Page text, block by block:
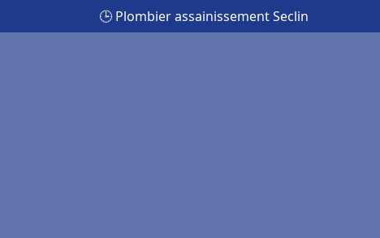
🕒 Plombier assainissement Seclin